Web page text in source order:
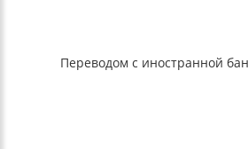
Переводом с иностранной